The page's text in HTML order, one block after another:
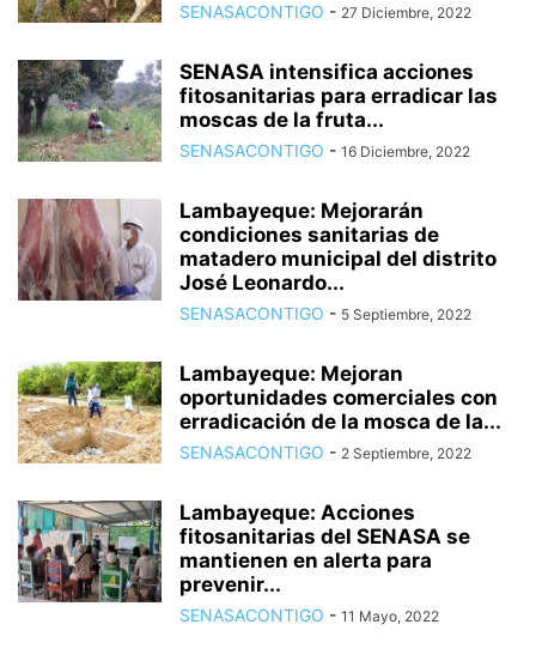
SENASACONTIGO - 27 Diciembre, 2022
SENASA intensifica acciones
fitosanitarias para erradicar las
moscas de la fruta...
SENASACONTIGO - 16 Diciembre, 2022
Lambayeque: Mejorarán
condiciones sanitarias de
matadero municipal del distrito
José Leonardo...
SENASACONTIGO - 5 Septiembre, 2022
Lambayeque: Mejoran
oportunidades comerciales con
erradicación de la mosca de la...
SENASACONTIGO - 2 Septiembre, 2022
Lambayeque: Acciones
fitosanitarias del SENASA se
mantienen en alerta para
prevenir...
SENASACONTIGO - 11 Mayo, 2022